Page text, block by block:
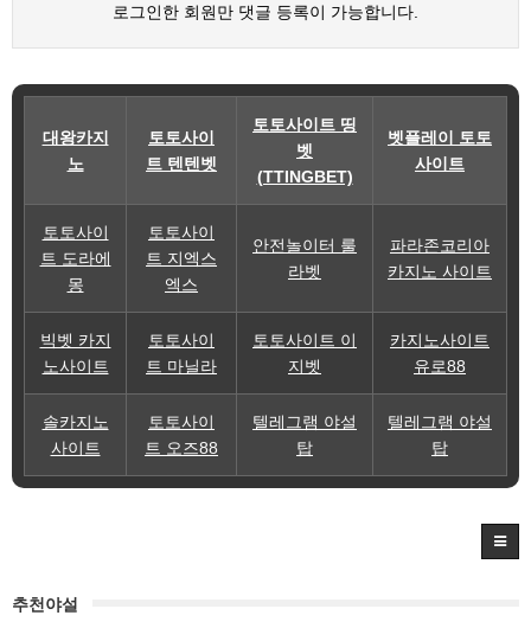
로그인한 회원만 댓글 등록이 가능합니다.
대왕카지
노
토토사이
트 텐텐벳
토토사이트 띵
벳
(TTINGBET)
벳플레이 토토
사이트
토토사이
트 도라에
몽
토토사이
트 지엑스
엑스
안전놀이터 룰
라벳
파라존코리아
카지노 사이트
빅벳 카지
노사이트
토토사이
트 마닐라
토토사이트 이
지벳
카지노사이트
유로88
솔카지노
사이트
토토사이
트 오즈88
텔레그램 야설
탑
텔레그램 야설
탑
추천야설